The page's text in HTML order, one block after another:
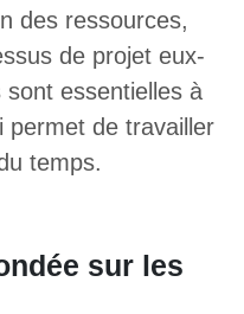
des ressources,
de projet eux-
essentielles à
permet de travailler
temps.
sur les